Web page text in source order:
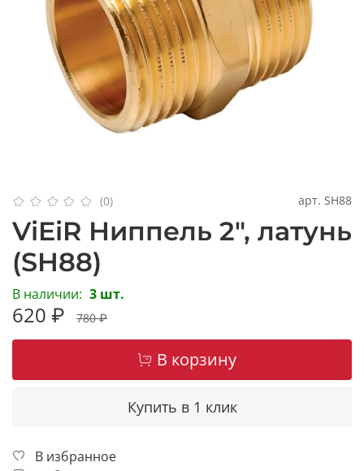
(0) арт. SH88
ViEiR Ниппель 2", латунь
(SH88)
В наличии: 3 шт.
620 ₽ 780 ₽
В корзину
Купить в 1 клик
В избранное